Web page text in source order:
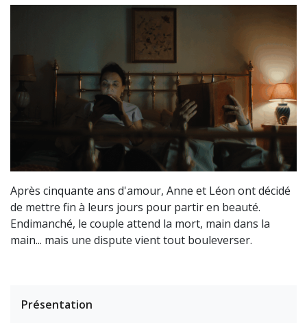
Après cinquante ans d'amour, Anne et Léon ont décidé
de mettre fin à leurs jours pour partir en beauté.
Endimanché, le couple attend la mort, main dans la
main... mais une dispute vient tout bouleverser.
Présentation